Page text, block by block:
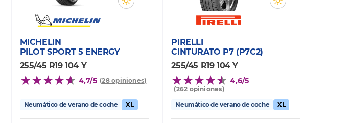
MICHELIN
PILOT SPORT 5 ENERGY
255/45 R19 104 Y
4,7/5 (28 opiniones)
Neumático de verano de coche XL
PIRELLI
CINTURATO P7 (P7C2)
255/45 R19 104 Y
4,6/5
(262 opiniones)
Neumático de verano de coche
XL